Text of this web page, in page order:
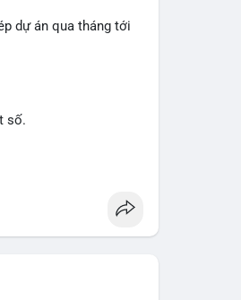
dự án qua tháng tới
số.